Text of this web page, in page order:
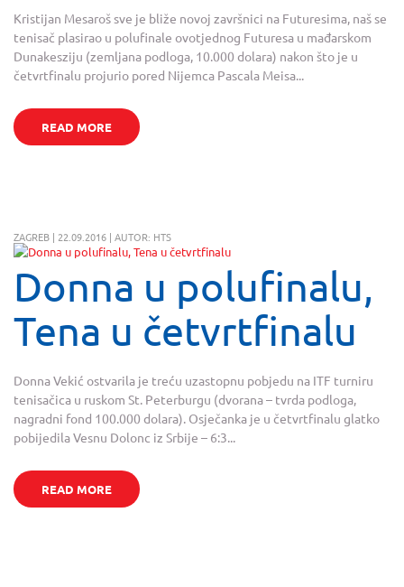
Kristijan Mesaroš sve je bliže novoj završnici na Futuresima, naš se
tenisač plasirao u polufinale ovotjednog Futuresa u mađarskom
Dunakesziju (zemljana podloga, 10.000 dolara) nakon što je u
četvrtfinalu projurio pored Nijemca Pascala Meisa...
READ MORE
ZAGREB | 22.09.2016 | AUTOR: HTS
Donna u polufinalu,
Tena u četvrtfinalu
Donna Vekić ostvarila je treću uzastopnu pobjedu na ITF turniru
tenisačica u ruskom St. Peterburgu (dvorana – tvrda podloga,
nagradni fond 100.000 dolara). Osječanka je u četvrtfinalu glatko
pobijedila Vesnu Dolonc iz Srbije – 6:3...
READ MORE